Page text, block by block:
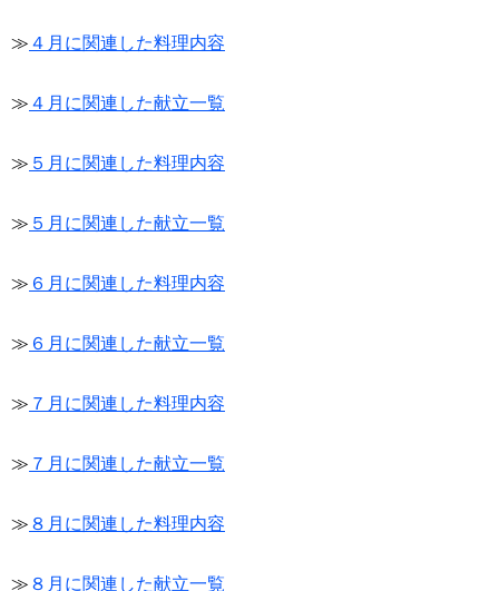
≫ ４月に関連した料理内容
≫ ４月に関連した献立一覧
≫ ５月に関連した料理内容
≫ ５月に関連した献立一覧
≫ ６月に関連した料理内容
≫ ６月に関連した献立一覧
≫ ７月に関連した料理内容
≫ ７月に関連した献立一覧
≫ ８月に関連した料理内容
≫ ８月に関連した献立一覧